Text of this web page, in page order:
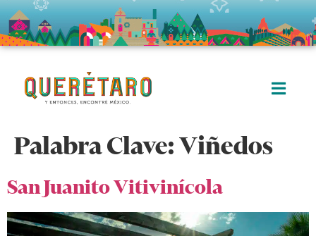
Palabra Clave:Viñedos
San Juanito Vitivinícola